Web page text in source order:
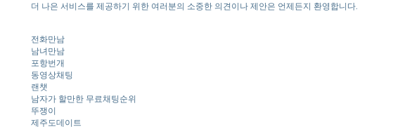
더 나은 서비스를 제공하기 위한 여러분의 소중한 의견이나 제안은 언제든지 환영합니다.
전화만남
남녀만남
포항번개
동영상채팅
랜챗
남자가 할만한 무료채팅순위
뚜쟁이
제주도데이트